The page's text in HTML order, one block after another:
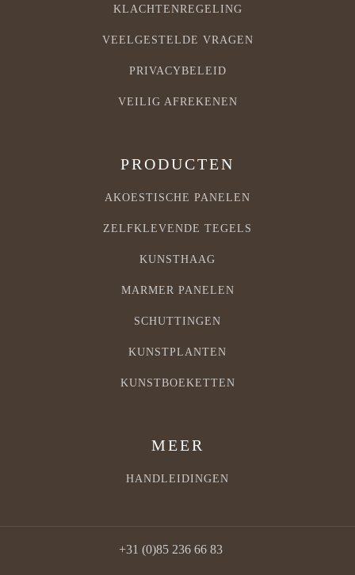
KLACHTENREGELING
VEELGESTELDE VRAGEN
PRIVACYBELEID
VEILIG AFREKENEN
PRODUCTEN
AKOESTISCHE PANELEN
ZELFKLEVENDE TEGELS
KUNSTHAAG
MARMER PANELEN
SCHUTTINGEN
KUNSTPLANTEN
KUNSTBOEKETTEN
MEER
HANDLEIDINGEN
+31 (0)85 236 66 83